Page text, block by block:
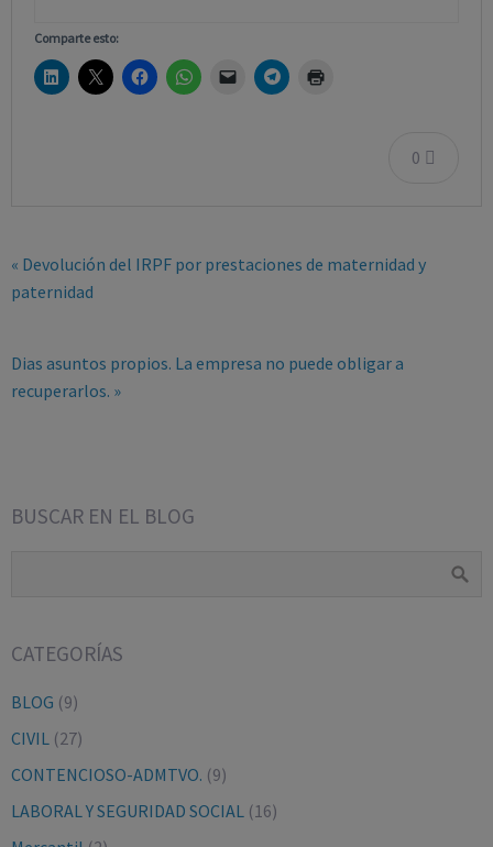
Comparte esto:
0
« Devolución del IRPF por prestaciones de maternidad y
paternidad
Dias asuntos propios. La empresa no puede obligar a
recuperarlos. »
BUSCAR EN EL BLOG
CATEGORÍAS
BLOG (9)
CIVIL (27)
CONTENCIOSO-ADMTVO. (9)
LABORAL Y SEGURIDAD SOCIAL (16)